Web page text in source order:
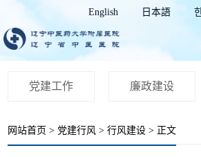
English 日本語
党建工作 廉政建设
网站首页 > 党建行风 >行风建设 > 正文